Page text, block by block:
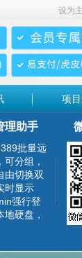
设为
项
理助手
批量远
分组，
由切换双
时显示
强行登
硬盘，